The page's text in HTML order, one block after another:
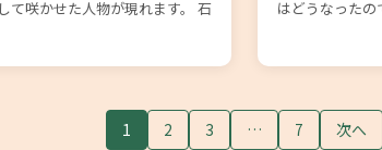
て咲かせた人物が現れます。 石
はどうなった
1 2 3 … 7 次へ